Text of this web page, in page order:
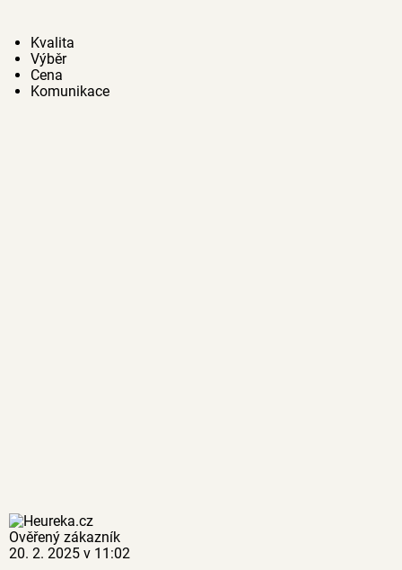
Kvalita
Výběr
Cena
Komunikace
Ověřený zákazník
20. 2. 2025 v 11:02